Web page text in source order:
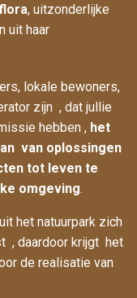
, uitzonderlijke
uit haar
lokale bewoners,
zijn , dat jullie
hebben , het
van oplossingen
tot leven te
omgeving.
het natuurpark zich
, daardoor krijgt het
de realisatie van